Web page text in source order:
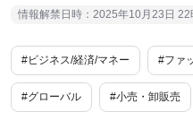
情報解禁日時：2025年10月23日 22
#ビジネス/経済/マネー #ファ
#グローバル #小売・卸販売